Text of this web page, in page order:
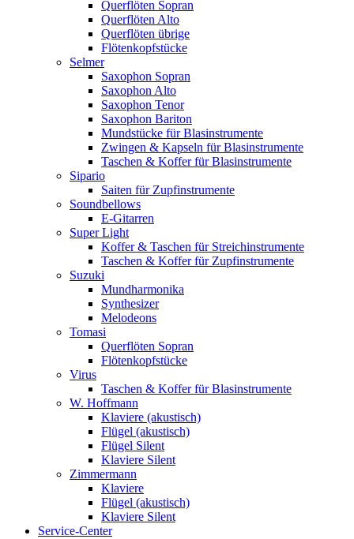
Querflöten Sopran
Querflöten Alto
Querflöten übrige
Flötenkopfstücke
Selmer
Saxophon Sopran
Saxophon Alto
Saxophon Tenor
Saxophon Bariton
Mundstücke für Blasinstrumente
Zwingen & Kapseln für Blasinstrumente
Taschen & Koffer für Blasinstrumente
Sipario
Saiten für Zupfinstrumente
Soundbellows
E-Gitarren
Super Light
Koffer & Taschen für Streichinstrumente
Taschen & Koffer für Zupfinstrumente
Suzuki
Mundharmonika
Synthesizer
Melodeons
Tomasi
Querflöten Sopran
Flötenkopfstücke
Virus
Taschen & Koffer für Blasinstrumente
W. Hoffmann
Klaviere (akustisch)
Flügel (akustisch)
Flügel Silent
Klaviere Silent
Zimmermann
Klaviere
Flügel (akustisch)
Klaviere Silent
Service-Center